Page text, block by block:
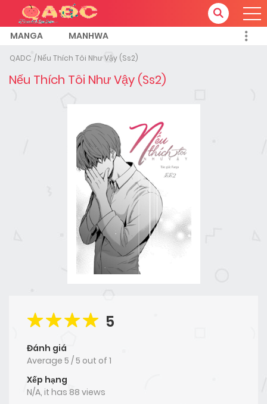
MANGA MANHWA
QADC Nếu Thích Tôi Như Vậy (Ss2)
Nếu Thích Tôi Như Vậy (Ss2)
5
Đánh giá
Average 5 /5 out of 1
Xếp hạng
N/A, it has 88 views